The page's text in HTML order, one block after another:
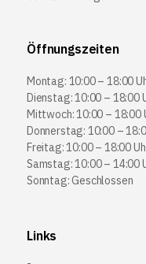
Öffnungszeiten
Montag: 10:00 – 18:00
Dienstag: 10:00 – 18:00
Mittwoch: 10:00 – 18:00
Donnerstag: 10:00 –
Freitag: 10:00 – 18:00
Samstag: 10:00 – 14:00
Sonntag: Geschlossen
Links